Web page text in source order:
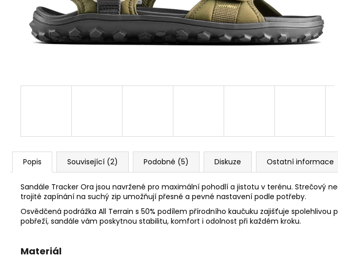
Popis Související (2) Podobné (5) Diskuze Ostatní informace
Sandále Tracker Ora jsou navržené pro maximální pohodlí a jistotu v terénu. Strečový
trojité zapínání na suchý zip umožňují přesné a pevné nastavení podle potřeby.
Osvědčená podrážka All Terrain s 50% podílem přírodního kaučuku zajišťuje
pobřeží, sandále vám poskytnou stabilitu, komfort i odolnost při každém kroku.
Materiál
89 Kč